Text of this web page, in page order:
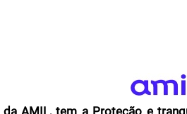
AMIL, tem a Proteção e